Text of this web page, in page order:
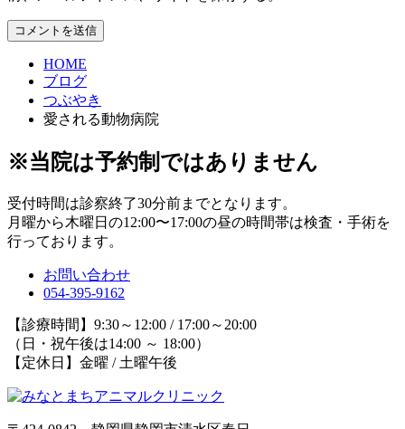
HOME
ブログ
つぶやき
愛される動物病院
※当院は予約制ではありません
受付時間は診察終了30分前までとなります。
月曜から木曜日の12:00〜17:00の昼の時間帯は検査・手術を
行っております。
お問い合わせ
054-395-9162
【診療時間】9:30～12:00 / 17:00～20:00
（日・祝午後は14:00 ～ 18:00）
【定休日】金曜 / 土曜午後